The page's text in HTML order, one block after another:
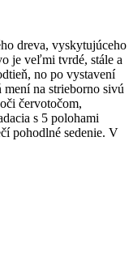
dreva, vyskytujúceho
je veľmi tvrdé, stále a
no po vystavení
na strieborno sivú
červotočom,
s 5 polohami
pohodlné sedenie. V